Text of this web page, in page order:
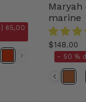
65,00
marine
$148.00
- 50 %